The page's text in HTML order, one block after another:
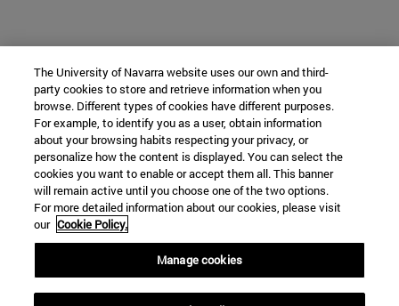
The University of Navarra website uses our own and third-
party cookies to store and retrieve information when you
browse. Different types of cookies have different purposes.
For example, to identify you as a user, obtain information
about your browsing habits respecting your privacy, or
personalize how the content is displayed. You can select the
cookies you want to enable or accept them all. This banner
will remain active until you choose one of the two options.
For more detailed information about our cookies, please visit
our Cookie Policy.
Manage cookies